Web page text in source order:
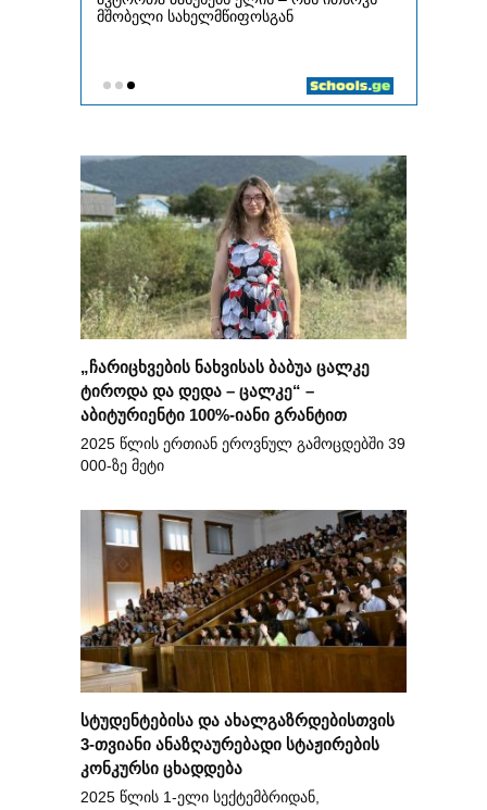
„ჩარიცხვების ნახვისას ბაბუა ცალკე
ტიროდა და დედა – ცალკე“ –
აბიტურიენტი 100%-იანი გრანტით
2025 წლის ერთიან ეროვნულ გამოცდებში 39
000-ზე მეტი
სტუდენტებისა და ახალგაზრდებისთვის
3-თვიანი ანაზღაურებადი სტაჟირების
კონკურსი ცხადდება
2025 წლის 1-ელი სექტემბრიდან,